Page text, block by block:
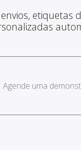
etiquetas
Agende uma